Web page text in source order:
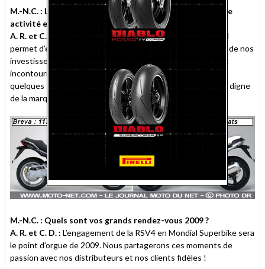
M.-N.C. : La part d'Internet a-t-elle augmenté dans votre
activité en 2008 ?
A. R. et C. D. :
Nous croyons fortement au média internet. Il
permet d’évaluer précisément et instantanément la portée de nos
investissements. Pour tout prospect ou client, internet est
incontournable. Le site officiel Aprilia sera renouvelé dans
quelques semaines et nous travaillons à un site Moto Guzzi digne
de la marque.
M.-N.C. : Quels sont vos grands rendez-vous 2009 ?
A. R. et C. D. : L’engagement de la RSV4 en Mondial Superbike sera
le point d’orgue de 2009. Nous partagerons ces moments de
passion avec nos distributeurs et nos clients fidèles !